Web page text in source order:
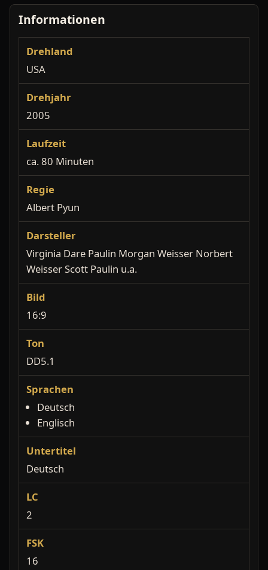
Informationen
Drehland
USA
Drehjahr
2005
Laufzeit
ca. 80 Minuten
Regie
Albert Pyun
Darsteller
Virginia Dare Paulin Morgan Weisser Norbert
Weisser Scott Paulin u.a.
Bild
16:9
Ton
DD5.1
Sprachen
Deutsch
Englisch
Untertitel
Deutsch
LC
2
FSK
16